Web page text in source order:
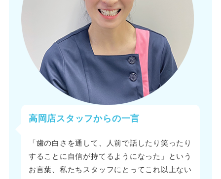
高岡店スタッフからの一言
「歯の白さを通して、人前で話したり笑ったり
することに自信が持てるようになった」という
お言葉、私たちスタッフにとってこれ以上ない